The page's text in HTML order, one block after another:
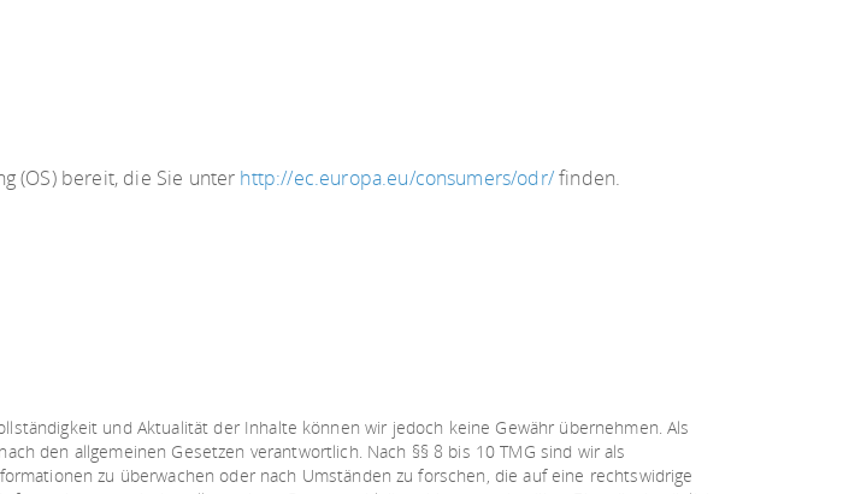
(OS) bereit, die Sie unter http://ec.europa.eu/consumers/odr/finden.
und Aktualität der Inhalte können wir jedoch keine Gewähr übernehmen. Als
den allgemeinen Gesetzen verantwortlich. Nach §§ 8 bis 10 TMG sind wir als
zu überwachen oder nach Umständen zu forschen, die auf eine rechtswidrige